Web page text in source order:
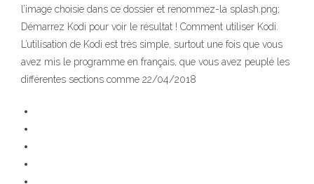
l’image choisie dans ce dossier et renommez-la splash.png;
Démarrez Kodi pour voir le résultat ! Comment utiliser Kodi.
L’utilisation de Kodi est très simple, surtout une fois que vous
avez mis le programme en français, que vous avez peuplé les
différentes sections comme 22/04/2018